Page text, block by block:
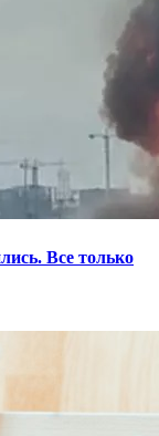
Все только